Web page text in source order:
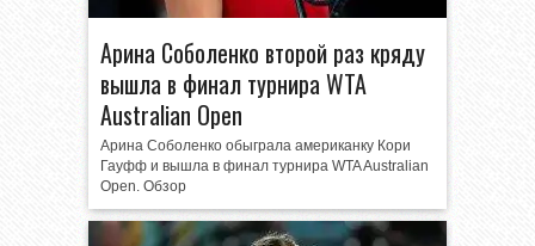
Арина Соболенко второй раз кряду
вышла в финал турнира WTA
Australian Open
Арина Соболенко обыграла американку Кори
Гауфф и вышла в финал турнира WTA Australian
Open. Обзор